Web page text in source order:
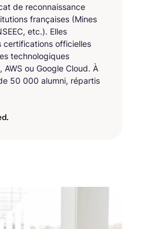
de reconnaissance
françaises (Mines
etc.). Elles
certifications officielles
technologiques
ou Google Cloud. À
50 000 alumni, répartis